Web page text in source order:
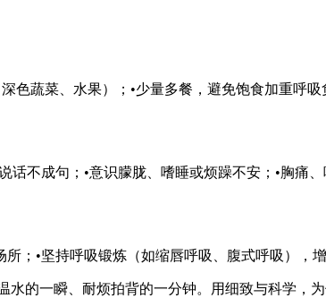
色蔬菜、水果）；•少量多餐，避免饱食加重呼
不成句；•意识朦胧、嗜睡或烦躁不安；•胸痛、
；•坚持呼吸锻炼（如缩唇呼吸、腹式呼吸），增
的一瞬、耐烦拍背的一分钟。用细致与科学，